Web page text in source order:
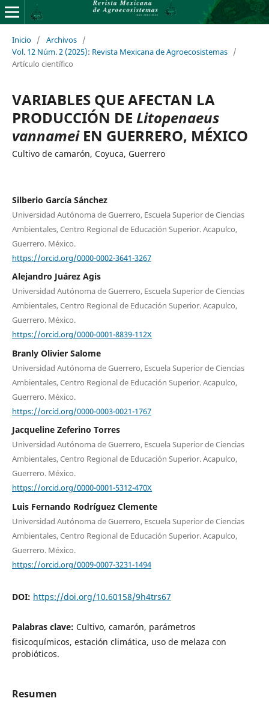
Inicio / Archivos /
Vol. 12 Núm. 2 (2025): Revista Mexicana de Agroecosistemas /
Artículo científico
VARIABLES QUE AFECTAN LA
PRODUCCIÓN DE Litopenaeus
vannameiEN GUERRERO, MÉXICO
Cultivo de camarón, Coyuca, Guerrero
Silberio García Sánchez
Universidad Autónoma de Guerrero, Escuela Superior de Ciencias
Ambientales, Centro Regional de Educación Superior. Acapulco,
Guerrero. México.
https://orcid.org/0000-0002-3641-3267
Alejandro Juárez Agis
Universidad Autónoma de Guerrero, Escuela Superior de Ciencias
Ambientales, Centro Regional de Educación Superior. Acapulco,
Guerrero. México.
https://orcid.org/0000-0001-8839-112X
Branly Olivier Salome
Universidad Autónoma de Guerrero, Escuela Superior de Ciencias
Ambientales, Centro Regional de Educación Superior. Acapulco,
Guerrero. México.
https://orcid.org/0000-0003-0021-1767
Jacqueline Zeferino Torres
Universidad Autónoma de Guerrero, Escuela Superior de Ciencias
Ambientales, Centro Regional de Educación Superior. Acapulco,
Guerrero. México.
https://orcid.org/0000-0001-5312-470X
Luis Fernando Rodríguez Clemente
Universidad Autónoma de Guerrero, Escuela Superior de Ciencias
Ambientales, Centro Regional de Educación Superior. Acapulco,
Guerrero. México.
https://orcid.org/0009-0007-3231-1494
DOI: https://doi.org/10.60158/9h4trs67
Palabras clave: Cultivo, camarón, parámetros
fisicoquímicos, estación climática, uso de melaza con
probióticos.
Resumen